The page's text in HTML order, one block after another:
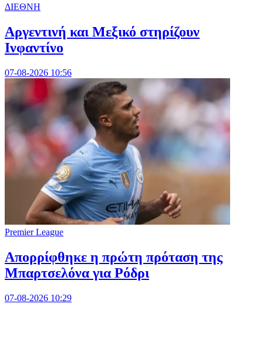
ΔΙΕΘΝΗ
Αργεντινή και Μεξικό στηρίζουν
Ινφαντίνο
07-08-2026 10:56
Premier League
Απορρίφθηκε η πρώτη πρόταση της
Μπαρτσελόνα για Ρόδρι
07-08-2026 10:29